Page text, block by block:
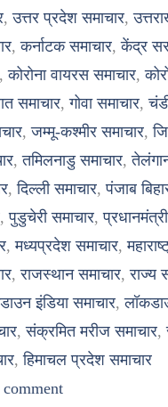
,उत्तर प्रदेश समाचार,
,कर्नाटक समाचार,केंद्र
,कोरोना वायरस समाचार,
समाचार,गोवा समाचार,
,जम्मू-कश्मीर समाचार,
,तमिलनाडु समाचार,
,दिल्ली समाचार,पंजाब
,पुडुचेरी समाचार,
,मध्यप्रदेश समाचार,
,राजस्थान समाचार,राज्य
इंडिया समाचार,
,संक्रमित मरीज समाचार,
,हिमाचल प्रदेश समाचार